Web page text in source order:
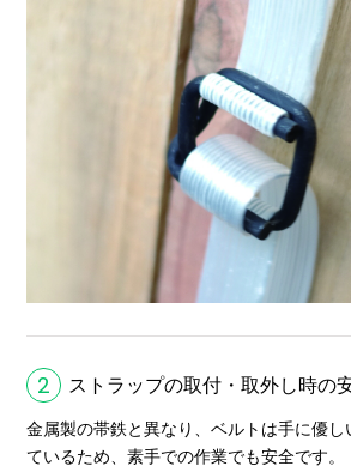
2 ストラップの取付・取外し時の
金属製の帯鉄と異なり、ベルトは手に優し
ているため、素手での作業でも安全です。